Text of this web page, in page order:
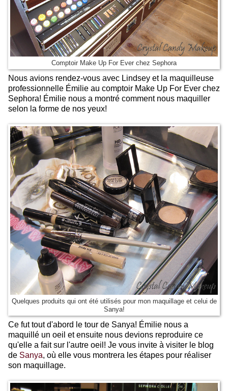
Comptoir Make Up For Ever chez Sephora
Nous avions rendez-vous avec Lindsey et la maquilleuse
professionnelle Émilie au comptoir Make Up For Ever chez
Sephora! Émilie nous a montré comment nous maquiller
selon la forme de nos yeux!
Quelques produits qui ont été utilisés pour mon maquillage et celui de
Sanya!
Ce fut tout d'abord le tour de Sanya! Émilie nous a
maquillé un oeil et ensuite nous devions reproduire ce
qu'elle a fait sur l'autre oeil! Je vous invite à visiter le blog
de Sanya, où elle vous montrera les étapes pour réaliser
son maquillage.